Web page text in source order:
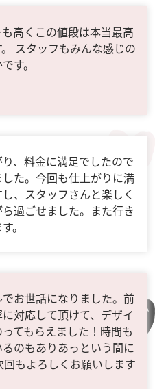
高くこの値段は本当最高
スタッフもみんな感じの
す。
、料金に満足でしたので
た。今回も仕上がりに満
、スタッフさんと楽しく
過ごせました。また行き
。
お世話になりました。前
対応して頂けて、デザイ
てもらえました！時間も
のもありあっという間に
回もよろしくお願いします